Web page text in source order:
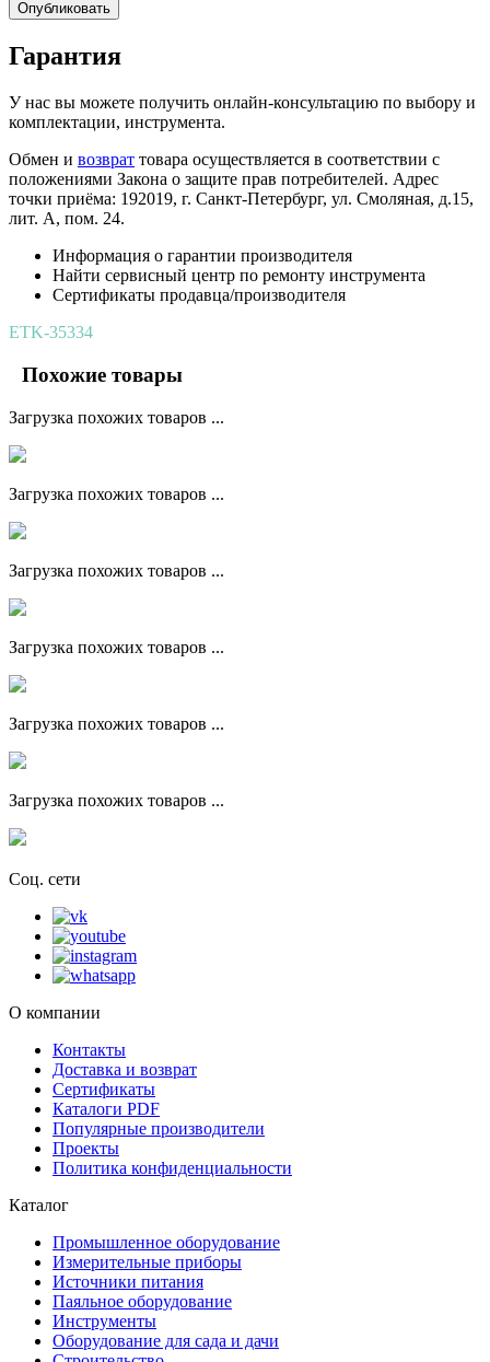
Опубликовать
Гарантия
У нас вы можете получить онлайн-консультацию по выбору и
комплектации, инструмента.
Обмен и возврат товара осуществляется в соответствии с
положениями Закона о защите прав потребителей. Адрес
точки приёма: 192019, г. Санкт-Петербург, ул. Смоляная, д.15,
лит. А, пом. 24.
Информация о гарантии производителя
Найти сервисный центр по ремонту инструмента
Сертификаты продавца/производителя
ETK-35334
Похожие товары
Загрузка похожих товаров ...
Загрузка похожих товаров ...
Загрузка похожих товаров ...
Загрузка похожих товаров ...
Загрузка похожих товаров ...
Загрузка похожих товаров ...
Соц. сети
О компании
Контакты
Доставка и возврат
Сертификаты
Каталоги PDF
Популярные производители
Проекты
Политика конфиденциальности
Каталог
Промышленное оборудование
Измерительные приборы
Источники питания
Паяльное оборудование
Инструменты
Оборудование для сада и дачи